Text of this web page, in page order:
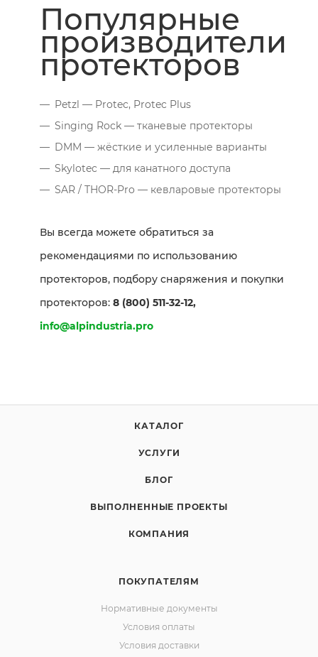
Популярные
производители
протекторов
Petzl — Protec, Protec Plus
Singing Rock — тканевые протекторы
DMM — жёсткие и усиленные варианты
Skylotec — для канатного доступа
SAR / THOR-Pro — кевларовые протекторы
Вы всегда можете обратиться за
рекомендациями по использованию
протекторов, подбору снаряжения и покупки
протекторов: 8 (800) 511-32-12,
info@alpindustria.pro
КАТАЛОГ
УСЛУГИ
БЛОГ
ВЫПОЛНЕННЫЕ ПРОЕКТЫ
КОМПАНИЯ
ПОКУПАТЕЛЯМ
Нормативные документы
Условия оплаты
Условия доставки